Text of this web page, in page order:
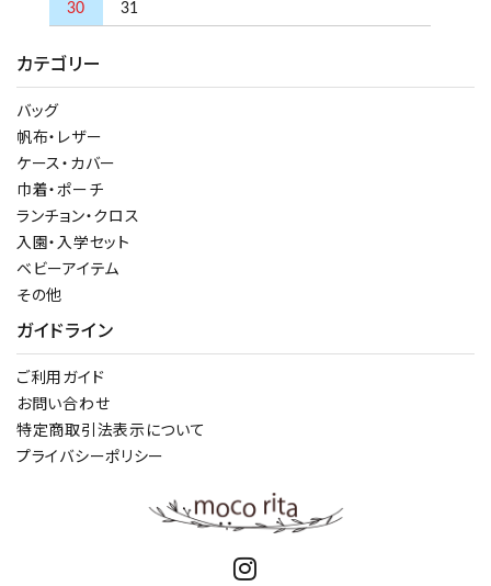
カテゴリー
バッグ
帆布・レザー
ケース・カバー
巾着・ポーチ
ランチョン・クロス
入園・入学セット
ベビーアイテム
その他
ガイドライン
ご利用ガイド
お問い合わせ
特定商取引法表示について
プライバシーポリシー
30 31